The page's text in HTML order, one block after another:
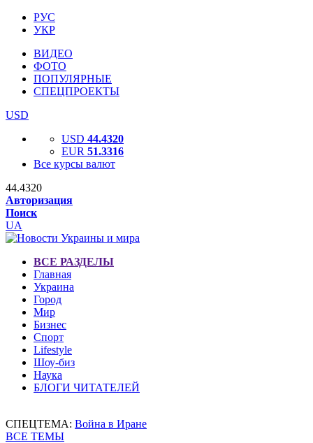
РУС
УКР
ВИДЕО
ФОТО
ПОПУЛЯРНЫЕ
СПЕЦПРОЕКТЫ
USD
USD 44.4320
EUR 51.3316
Все курсы валют
44.4320
Авторизация
Поиск
UA
ВСЕ РАЗДЕЛЫ
Главная
Украина
Город
Мир
Бизнес
Спорт
Lifestyle
Шоу-биз
Наука
БЛОГИ ЧИТАТЕЛЕЙ
СПЕЦТЕМА: Война в Иране
ВСЕ ТЕМЫ